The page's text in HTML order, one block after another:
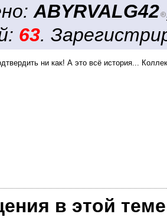
ABYRVALG42
63.
ни как! А это всё история...
в этой